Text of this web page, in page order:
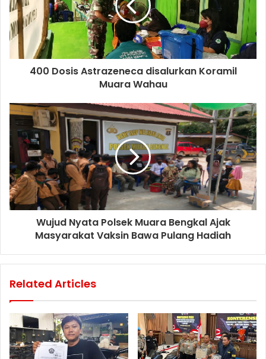
400 Dosis Astrazeneca disalurkan Koramil
Muara Wahau
Wujud Nyata Polsek Muara Bengkal Ajak
Masyarakat Vaksin Bawa Pulang Hadiah
Related Articles